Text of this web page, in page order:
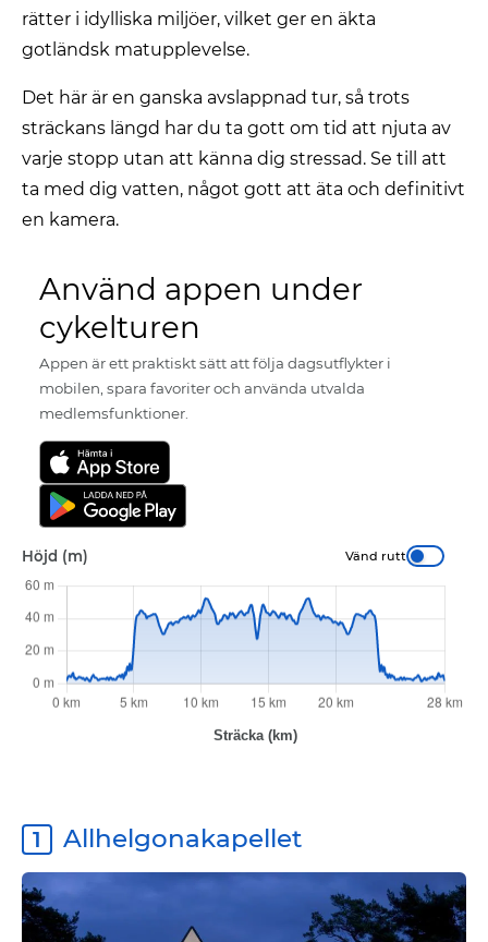
rätter i idylliska miljöer, vilket ger en äkta
gotländsk matupplevelse.
Det här är en ganska avslappnad tur, så trots
sträckans längd har du ta gott om tid att njuta av
varje stopp utan att känna dig stressad. Se till att
ta med dig vatten, något gott att äta och definitivt
en kamera.
Använd appen under
cykelturen
Appen är ett praktiskt sätt att följa dagsutflykter i
mobilen, spara favoriter och använda utvalda
medlemsfunktioner.
Höjd (m) Vänd rutt
1 Allhelgonakapellet